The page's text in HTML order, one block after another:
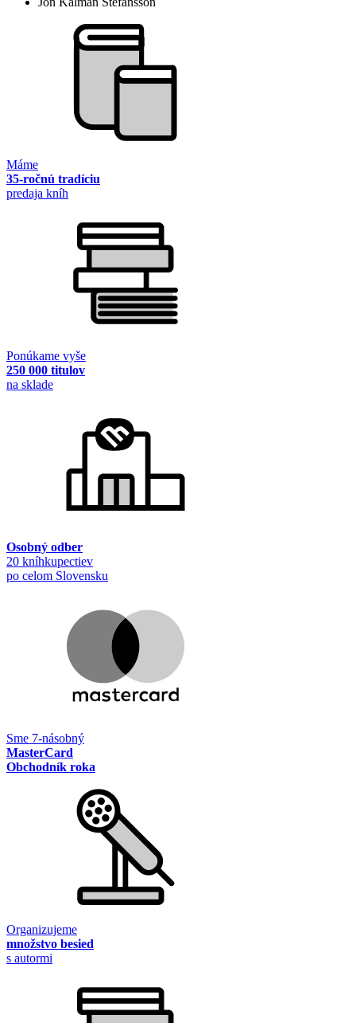
Máme
35-ročnú tradíciu
predaja kníh
Ponúkame vyše
250 000 titulov
na sklade
Osobný odber
20 kníhkupectiev
po celom Slovensku
Sme 7-násobný
MasterCard
Obchodník roka
Organizujeme
množstvo besied
s autormi